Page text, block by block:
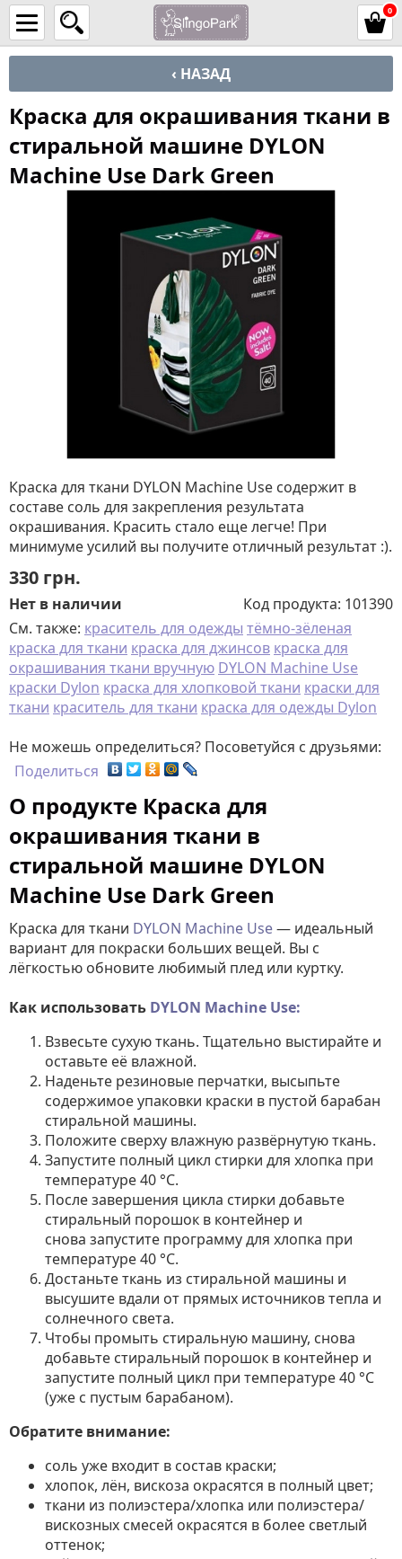
0
‹ НАЗАД
Краска для окрашивания ткани в
стиральной машине DYLON
Machine Use Dark Green
Краска для ткани DYLON Machine Use содержит в
составе соль для закрепления результата
окрашивания. Красить стало еще легче! При
минимуме усилий вы получите отличный результат :).
330 грн.
Нет в наличии Код продукта: 101390
См. также: краситель для одежды тёмно-зёленая
краска для ткани краска для джинсов краска для
окрашивания ткани вручную DYLON Machine Use
краски Dylon краска для хлопковой ткани краски для
ткани краситель для ткани краска для одежды Dylon
Не можешь определиться? Посоветуйся с друзьями:
Поделиться
О продукте Краска для
окрашивания ткани в
стиральной машине DYLON
Machine Use Dark Green
Краска для ткани DYLON Machine Use— идеальный
вариант для покраски больших вещей. Вы с
лёгкостью обновите любимый плед или куртку.
Как использовать DYLON Machine Use:
Взвесьте сухую ткань. Тщательно выстирайте и
оставьте её влажной.
Наденьте резиновые перчатки, высыпьте
содержимое упаковки краски в пустой барабан
стиральной машины.
Положите сверху влажную развёрнутую ткань.
Запустите полный цикл стирки для хлопка при
температуре 40 °C.
После завершения цикла стирки добавьте
стиральный порошок в контейнер и
снова запустите программу для хлопка при
температуре 40 °C.
Достаньте ткань из стиральной машины и
высушите вдали от прямых источников тепла и
солнечного света.
Чтобы промыть стиральную машину, снова
добавьте стиральный порошок в контейнер и
запустите полный цикл при температуре 40 °C
(уже с пустым барабаном).
Обратите внимание:
соль уже входит в состав краски;
хлопок, лён, вискоза окрасятся в полный цвет;
ткани из полиэстера/хлопка или полиэстера/
вискозных смесей окрасятся в более светлый
оттенок;